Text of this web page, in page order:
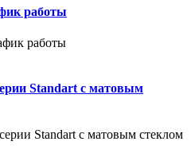
работы
Standart с матовым